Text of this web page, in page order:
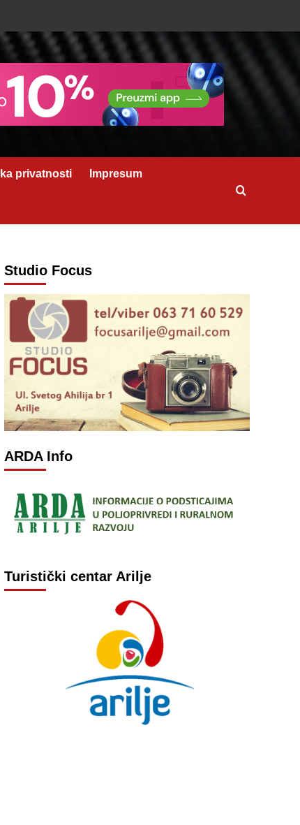
privatnosti Impresum
Studio Focus
ARDA Info
Turistički centar Arilje